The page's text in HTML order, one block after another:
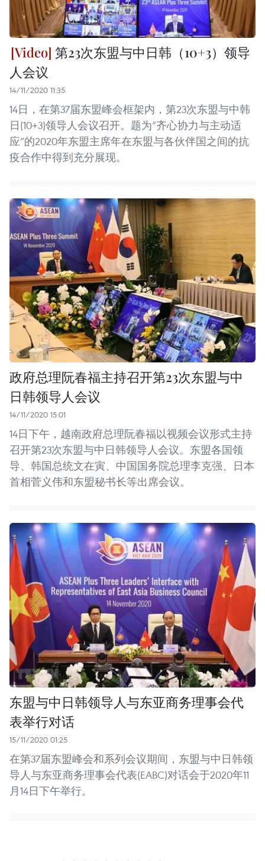
第23次东盟与中日韩（10+3）领导
人会议
14/11/2020 11:35
14日，在第37届东盟峰会框架内，第23次东盟与中韩
日(10+3)领导人会议召开。题为“齐心协力与主动适
应”的2020年东盟主席年在东盟与各伙伴国之间的抗
疫合作中得到充分展现。
政府总理阮春福主持召开第23次东盟与中
日韩领导人会议
14/11/2020 15:01
14日下午，越南政府总理阮春福以视频会议形式主持
召开第23次东盟与中日韩领导人会议。东盟各国领
导、韩国总统文在寅、中国国务院总理李克强、日本
首相菅义伟和东盟秘书长等出席会议。
东盟与中日韩领导人与东亚商务理事会代
表举行对话
15/11/2020 01:25
在第37届东盟峰会和系列会议期间，东盟与中日韩领
导人与东亚商务理事会代表(EABC)对话会于2020年11
月14日下午举行。